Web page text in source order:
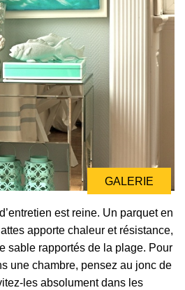
GALERIE
est reine. Un parquet en
apporte chaleur et résistance,
sable rapportés de la plage. Pour
une chambre, pensez au jonc de
les absolument dans les